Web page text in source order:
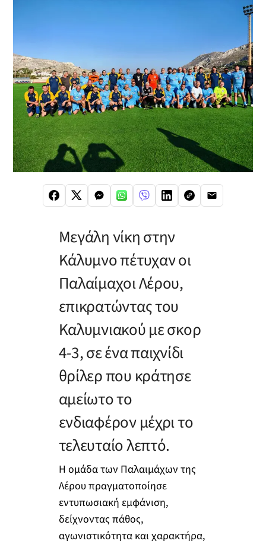
Μεγάλη νίκη στην
Κάλυμνο πέτυχαν οι
Παλαίμαχοι Λέρου,
επικρατώντας του
Καλυμνιακού με σκορ
4-3, σε ένα παιχνίδι
θρίλερ που κράτησε
αμείωτο το
ενδιαφέρον μέχρι το
τελευταίο λεπτό.
Η ομάδα των Παλαιμάχων της
Λέρου πραγματοποίησε
εντυπωσιακή εμφάνιση,
δείχνοντας πάθος,
αγωνιστικότητα και χαρακτήρα,